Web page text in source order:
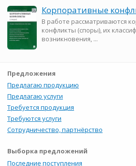
Корпоративные
В работе рассматриваются
конфликты (споры), их
возникновения, ...
Предложения
Предлагаю продукцию
Предлагаю услуги
Требуется продукция
Требуются услуги
Сотрудничество, партнёрство
Выборка предложений
Последние поступления